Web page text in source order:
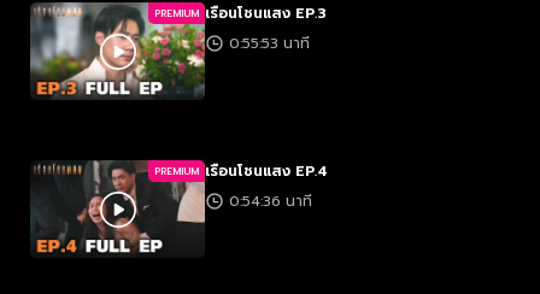
PREMIUM เรือนโชนแสง EP.3
0:55:53 นาที
PREMIUM เรือนโชนแสง EP.4
0:54:36 นาที